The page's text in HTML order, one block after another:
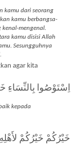
kamu dari seorang
kamu berbangsa-
kenal-mengenal.
kamu disisi Allah
Sesungguhnya
agar kita
اِسْتَوْصُوا بِالنِّسَاءِ
kepada
خَيْرُكُمْ خَيْرُكُمْ